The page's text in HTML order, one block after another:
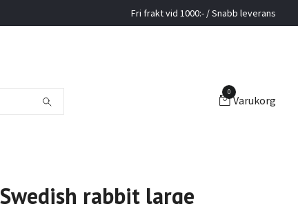
Fri frakt vid 1000:- / Snabb leverans
0
Varukorg
Swedish rabbit large